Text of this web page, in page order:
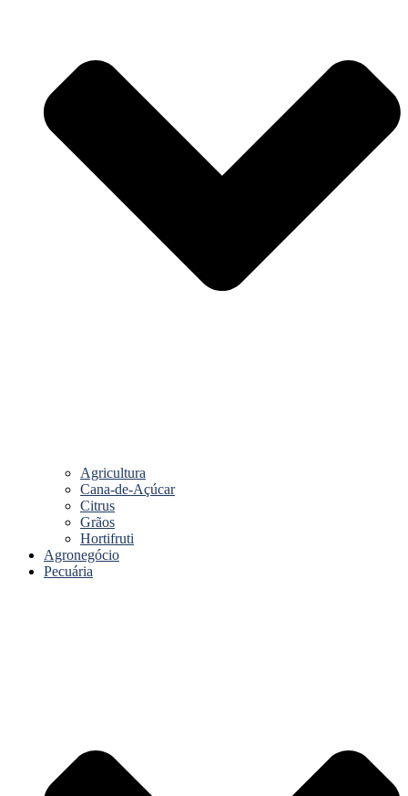
Agricultura
Cana-de-Açúcar
Citrus
Grãos
Hortifruti
Agronegócio
Pecuária